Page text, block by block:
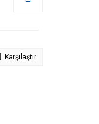
Karşılaştır